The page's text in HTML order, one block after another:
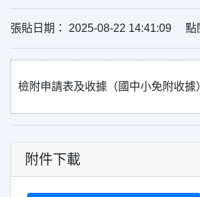
張貼日期： 2025-08-22 14:41:09 點
檢附申請表及收據（國中小免附收據
附件下載